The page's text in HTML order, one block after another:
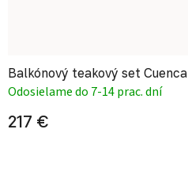
Balkónový teakový set Cuenca
Odosielame do 7-14 prac. dní
217 €